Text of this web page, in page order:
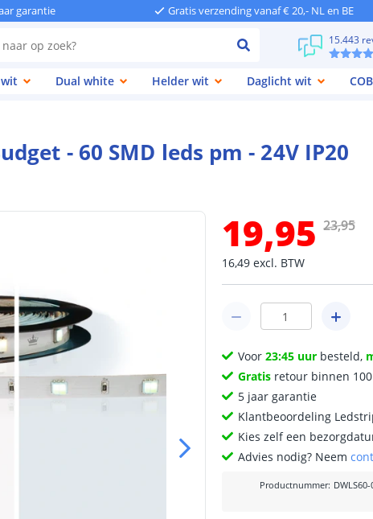
garantie Gratis verzending vanaf € 20,- NL en BE
15.443
Dual white Helder wit Daglicht wit COB
- 60 SMD leds pm - 24V IP20
19,95
16,49 excl. BTW
23,95
Voor23:45 uur besteld,
Gratis retour binnen
5 jaar garantie
Klantbeoordeling
Kies zelf een
Advies nodig? Neem
Productnummer: